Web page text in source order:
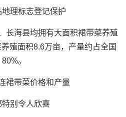
地理标志登记保护
长海县均拥有大面积裙带菜养殖
殖面积8.6万亩，产量约占全国
80%。
裙带菜价格和产量
特别令人欣喜